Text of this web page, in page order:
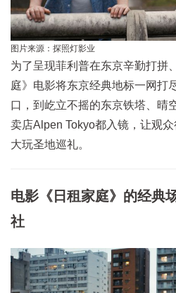
图片来源：探照灯影业
为了呈现菲利普在东京辛勤打拼
庭》电影将东京经典地标一网打
口，到屹立不摇的东京铁塔、晴
卖店Alpen Tokyo都入镜，让观
大玩圣地巡礼。
电影《日租家庭》的经典
社